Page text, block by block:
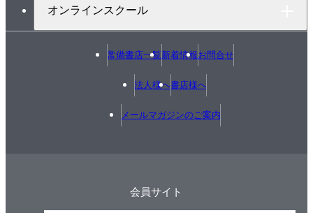
オンラインスクール
常備書店一覧新着情報お問合せ
法人様へ書店様へ
メールマガジンのご案内
会員サイト